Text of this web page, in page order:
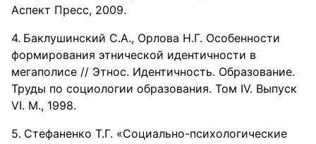
Аспект Пресс, 2009.
Баклушинский С.А., Орлова Н.Г. Особенности
формирования этнической идентичности в
мегаполисе // Этнос. Идентичность. Образование.
Труды по социологии образования. Том IV. Выпуск
VI. М., 1998.
Стефаненко Т.Г. «Социально-психологические